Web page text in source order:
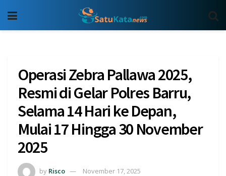
Operasi Zebra Pallawa 2025,
Resmi di Gelar Polres Barru,
Selama 14 Hari ke Depan,
Mulai 17 Hingga 30 November
2025
by Risco November 17, 2025